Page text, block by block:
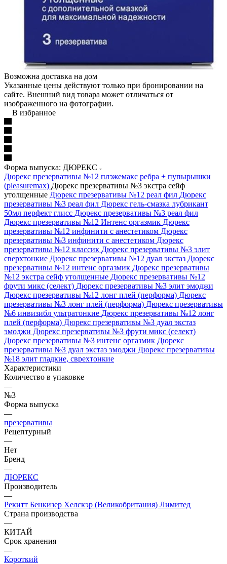
Возможна доставка на дом
Указанные цены действуют только при бронировании на
сайте. Внешний вид товара может отличаться от
изображенного на фотографии.
В избранное
Форма выпуска: ДЮРЕКС
Дюрекс презервативы №12 плэжемакс ребра + пупырышки
(pleasuremax) Дюрекс презервативы №3 экстра сейф
утолщенные Дюрекс презервативы №12 реал фил Дюрекс
презервативы №3 реал фил Дюрекс гель-смазка лубрикант
50мл перфект глисс Дюрекс презервативы №3 реал фил
Дюрекс презервативы №12 Интенс оргазмик Дюрекс
презервативы №12 инфинити с анестетиком Дюрекс
презервативы №3 инфинити с анестетиком Дюрекс
презервативы №12 классик Дюрекс презервативы №3 элит
сверхтонкие Дюрекс презервативы №12 дуал экстаз Дюрекс
презервативы №12 интенс оргазмик Дюрекс презервативы
№12 экстра сейф утолщенные Дюрекс презервативы №12
фрути микс (селект) Дюрекс презервативы №3 элит эмоджи
Дюрекс презервативы №12 лонг плей (перформа) Дюрекс
презервативы №3 лонг плей (перформа) Дюрекс презервативы
№6 инвизибл ультратонкие Дюрекс презервативы №12 лонг
плей (перформа) Дюрекс презервативы №3 дуал экстаз
эмоджи Дюрекс презервативы №3 фрути микс (селект)
Дюрекс презервативы №3 интенс оргазмик Дюрекс
презервативы №3 дуал экстаз эмоджи Дюрекс презервативы
№18 элит гладкие, сврехтонкие
Характеристики
Количество в упаковке
—
№3
Форма выпуска
—
презервативы
Рецептурный
—
Нет
Бренд
—
ДЮРЕКС
Производитель
—
Рекитт Бенкизер Хелскэр (Великобритания) Лимитед
Страна производства
—
КИТАЙ
Срок хранения
—
Короткий